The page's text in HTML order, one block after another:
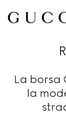
La borsa
la